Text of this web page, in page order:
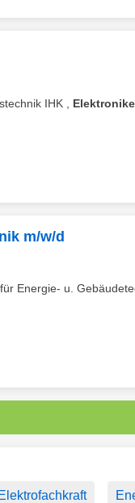
IHK ,
m/w/d
Energie- u.
Elektrofachkraft